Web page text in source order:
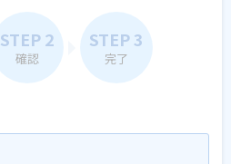
STEP 2
確認
STEP 3
完了